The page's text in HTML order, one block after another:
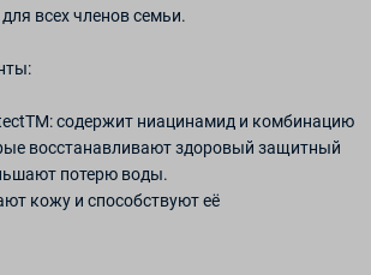
всех членов семьи.
содержит ниацинамид и комбинацию
восстанавливают здоровый защитный
потерю воды.
кожу и способствуют её